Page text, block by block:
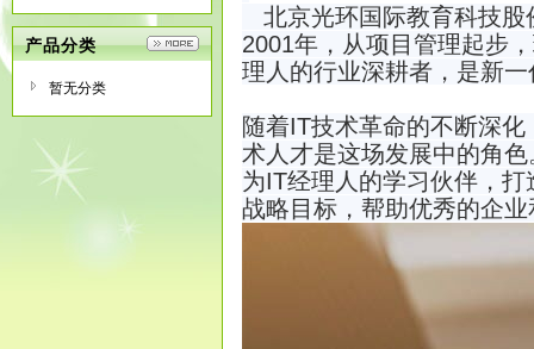
产品分类
暂无分类
北京光环国际教育科技股
2001年，从项目管理起步
理人的行业深耕者，是新
随着IT技术革命的不断深
术人才是这场发展中的角
为IT经理人的学习伙伴，
战略目标，帮助优秀的企